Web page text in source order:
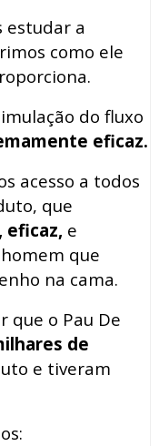
estudar a
como ele
do fluxo
eficaz.
acesso a todos
que
eficaz, e
que
na cama.
que o Pau De
de
e tiveram